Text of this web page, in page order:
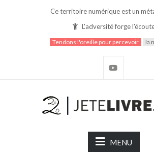
Ce territoire numérique est un
L'adversité forge
Tendons l'oreille pour percevoir la
MENU